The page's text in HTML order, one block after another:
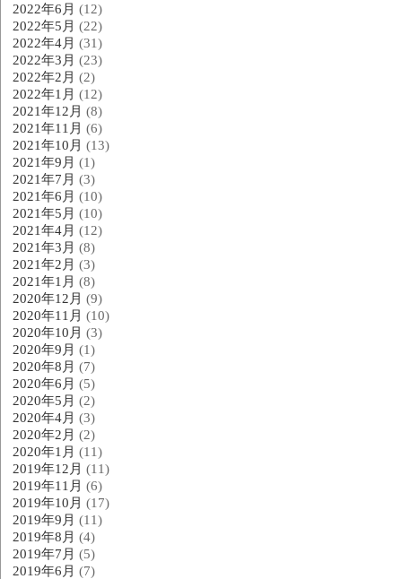
2022年6月 (12)
2022年5月 (22)
2022年4月 (31)
2022年3月 (23)
2022年2月 (2)
2022年1月 (12)
2021年12月 (8)
2021年11月 (6)
2021年10月 (13)
2021年9月 (1)
2021年7月 (3)
2021年6月 (10)
2021年5月 (10)
2021年4月 (12)
2021年3月 (8)
2021年2月 (3)
2021年1月 (8)
2020年12月 (9)
2020年11月 (10)
2020年10月 (3)
2020年9月 (1)
2020年8月 (7)
2020年6月 (5)
2020年5月 (2)
2020年4月 (3)
2020年2月 (2)
2020年1月 (11)
2019年12月 (11)
2019年11月 (6)
2019年10月 (17)
2019年9月 (11)
2019年8月 (4)
2019年7月 (5)
2019年6月 (7)